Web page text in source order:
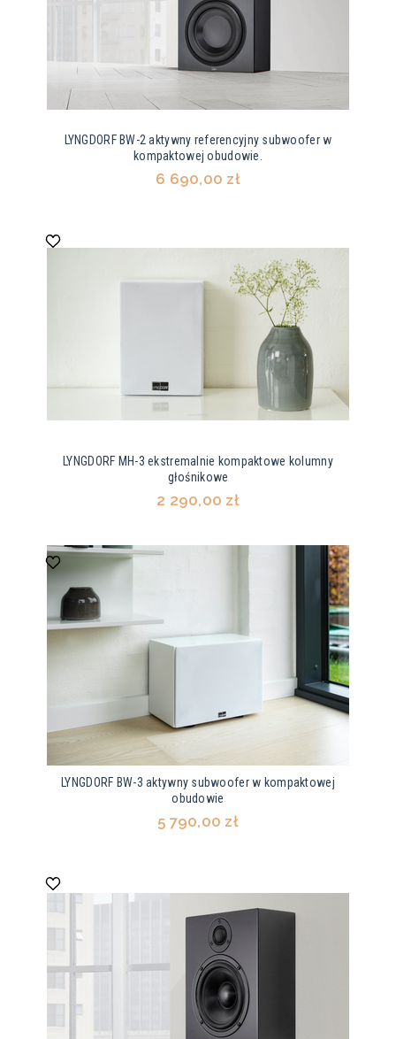
LYNGDORF BW-2 aktywny referencyjny subwoofer w
kompaktowej obudowie.
6 690,00 zł
LYNGDORF MH-3 ekstremalnie kompaktowe kolumny
głośnikowe
2 290,00 zł
LYNGDORF BW-3 aktywny subwoofer w kompaktowej
obudowie
5 790,00 zł